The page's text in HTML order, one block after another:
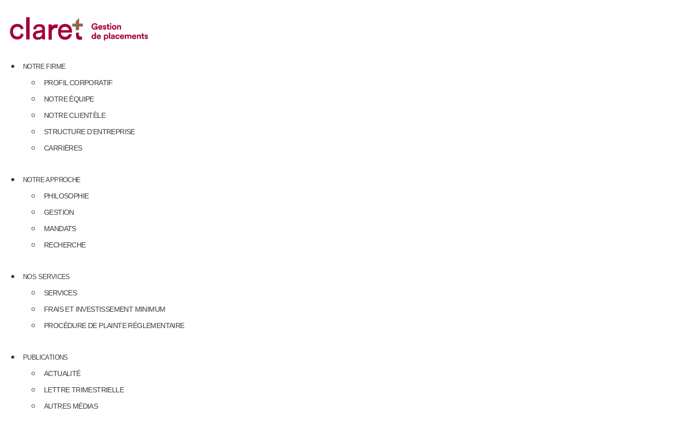
content
NOTRE FIRME
PROFIL CORPORATIF
NOTRE ÉQUIPE
NOTRE CLIENTÈLE
STRUCTURE D’ENTREPRISE
CARRIÈRES
NOTRE APPROCHE
PHILOSOPHIE
GESTION
MANDATS
RECHERCHE
NOS SERVICES
SERVICES
FRAIS ET INVESTISSEMENT MINIMUM
PROCÉDURE DE PLAINTE RÉGLEMENTAIRE
PUBLICATIONS
ACTUALITÉ
LETTRE TRIMESTRIELLE
AUTRES MÉDIAS